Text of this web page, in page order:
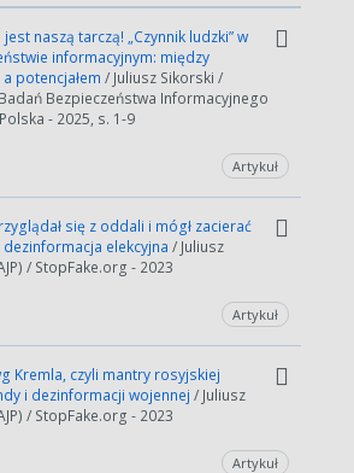
naszą tarczą! „Czynnik ludzki” w
informacyjnym: między
potencjałem / Juliusz Sikorski /
Bezpieczeństwa Informacyjnego
- 2025, s. 1-9
Artykuł
się z oddali i mógł zacierać
dezinformacja elekcyjna / Juliusz
/ StopFake.org - 2023
Artykuł
Kremla, czyli mantry rosyjskiej
i dezinformacji wojennej / Juliusz
/ StopFake.org - 2023
Artykuł